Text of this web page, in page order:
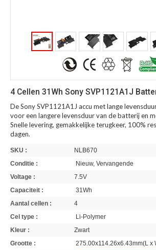
4 Cellen 31Wh Sony SVP1121A1J
De Sony SVP1121A1J accu met lange
voor een langere levensduur van de batterij en
Snelle levering, gemakkelijke terugkeer, 100%
dagen.
SKU :
NLB670
Conditie :
Nieuw, Vervangende
Voltage :
7.5V
Capaciteit :
31Wh
Aantal cellen :
4
Cel type :
Li-Polymer
Kleur :
Zwart
Grootte :
275.00x114.26x6.43mm(L x